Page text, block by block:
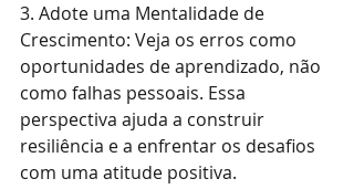
3. Adote uma Mentalidade de
Crescimento: Veja os erros como
oportunidades de aprendizado, não
como falhas pessoais. Essa
perspectiva ajuda a construir
resiliência e a enfrentar os desafios
com uma atitude positiva.